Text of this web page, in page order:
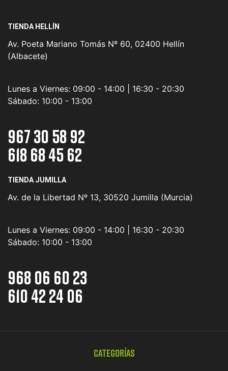
TIENDA HELLÍN
Av. Poeta Mariano Tomás Nº 60, 02400 Hellín
(Albacete)
Lunes a Viernes: 09:00 - 14:00 | 16:30 - 20:30
Sábado: 10:00 - 13:00
967 30 58 92
618 68 45 62
TIENDA JUMILLA
Av. de la Libertad Nº 13, 30520 Jumilla (Murcia)
Lunes a Viernes: 09:00 - 14:00 | 16:30 - 20:30
Sábado: 10:00 - 13:00
968 06 60 23
610 42 24 06
Categorías